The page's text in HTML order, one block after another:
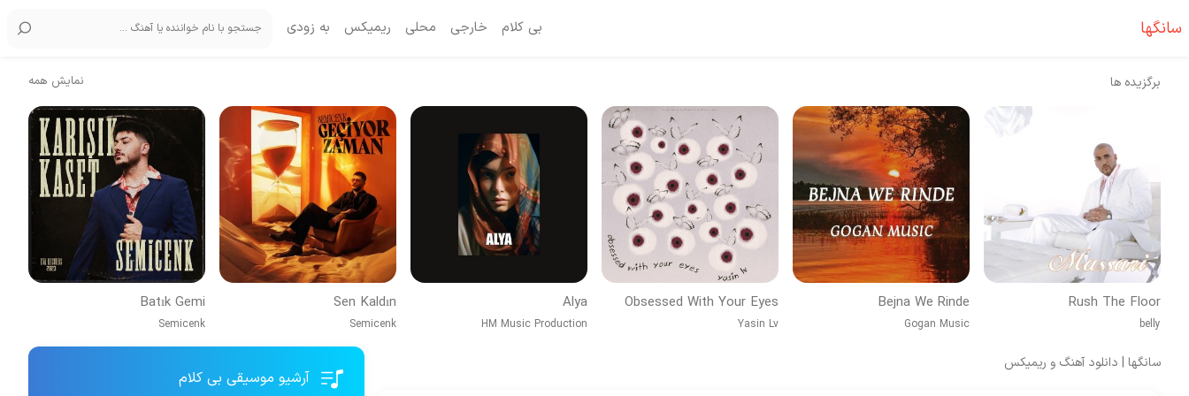
سانگها بی کلام خارجی محلی ریمیکس به زودی
برگزیده ها نمایش همه
Rush The Floor
belly
Bejna We Rinde
Gogan Music
Obsessed With Your Eyes
Yasin Lv
Alya
HM Music Production
Sen Kaldın
Semicenk
Batık Gemi
Semicenk
سانگها | دانلود آهنگ و ریمیکس
آرشیو موسیقی بی کلام